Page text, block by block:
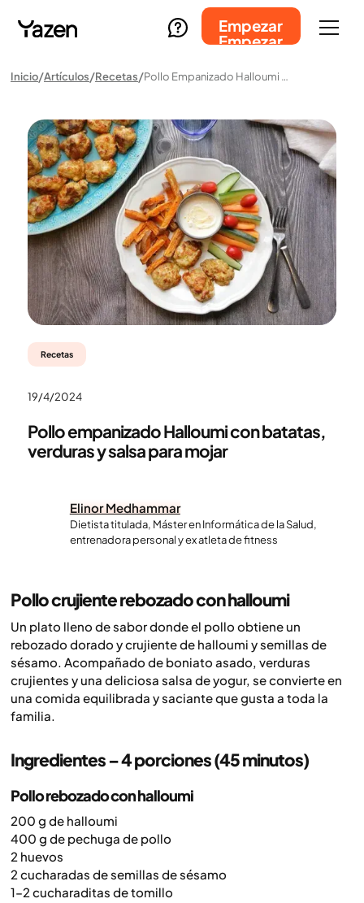
Empezar
Empezar
Inicio Artículos Recetas Pollo Empanizado Halloumi Con Batatas, Verduras Y Salsa Para Mojar
Recetas
19/4/2024
Pollo empanizado Halloumi con batatas,
verduras y salsa para mojar
Elinor Medhammar
Dietista titulada, Máster en Informática de la Salud,
entrenadora personal y ex atleta de fitness
Pollo crujiente rebozado con halloumi
Un plato lleno de sabor donde el pollo obtiene un
rebozado dorado y crujiente de halloumi y semillas de
sésamo. Acompañado de boniato asado, verduras
crujientes y una deliciosa salsa de yogur, se convierte en
una comida equilibrada y saciante que gusta a toda la
familia.
Ingredientes – 4 porciones (45 minutos)
Pollo rebozado con halloumi
200 g de halloumi
400 g de pechuga de pollo
2 huevos
2 cucharadas de semillas de sésamo
1–2 cucharaditas de tomillo